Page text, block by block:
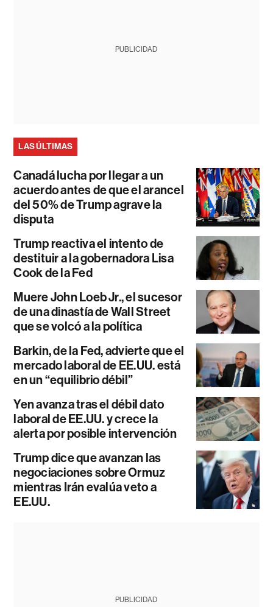
PUBLICIDAD
LAS ÚLTIMAS
Canadá lucha por llegar a un
acuerdo antes de que el arancel
del 50% de Trump agrave la
disputa
Trump reactiva el intento de
destituir a la gobernadora Lisa
Cook de la Fed
Muere John Loeb Jr., el sucesor
de una dinastía de Wall Street
que se volcó a la política
Barkin, de la Fed, advierte que el
mercado laboral de EE.UU. está
en un “equilibrio débil”
Yen avanza tras el débil dato
laboral de EE.UU. y crece la
alerta por posible intervención
Trump dice que avanzan las
negociaciones sobre Ormuz
mientras Irán evalúa veto a
EE.UU.
PUBLICIDAD